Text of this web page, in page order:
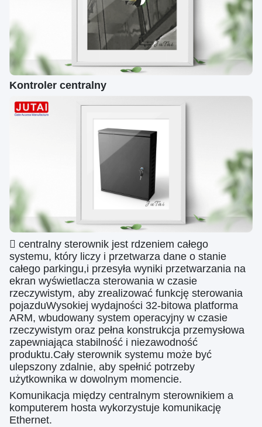
Kontroler centralny
 centralny sterownik jest rdzeniem całego
systemu, który liczy i przetwarza dane o stanie
całego parkingu,i przesyła wyniki przetwarzania na
ekran wyświetlacza sterowania w czasie
rzeczywistym, aby zrealizować funkcję sterowania
pojazduWysokiej wydajności 32-bitowa platforma
ARM, wbudowany system operacyjny w czasie
rzeczywistym oraz pełna konstrukcja przemysłowa
zapewniająca stabilność i niezawodność
produktu.Cały sterownik systemu może być
ulepszony zdalnie, aby spełnić potrzeby
użytkownika w dowolnym momencie.
Komunikacja między centralnym sterownikiem a
komputerem hosta wykorzystuje komunikację
Ethernet.